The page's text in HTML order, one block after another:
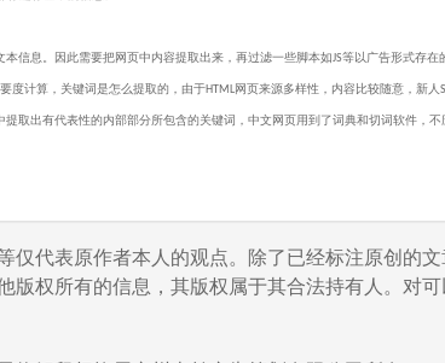
信息。因此需要把网页中内容提取出来，再过滤一些脚本如JS等以广告形式存
度计算，关键词是怎么提取的，由于HTML网页来源多样性，内容比较随意，新人
取出有代表性的内部部分所包含的关键词，中文网页用到了词典和切词软件，
仅代表原作者本人的观点。除了已经标注原创的
版权所有的信息，其版权属于其合法持有人。对